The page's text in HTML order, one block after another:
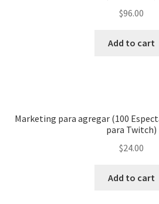
$96.00
Add to cart
Marketing para agregar (100
para Twitch)
$24.00
Add to cart